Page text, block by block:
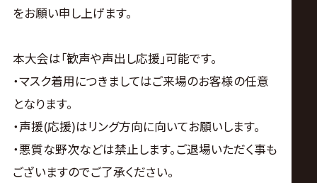
をお願い申し上げます。
本大会は｢歓声や声出し応援｣可能です。
・マスク着用につきましてはご来場のお客様の任意
となります。
・声援(応援)はリング方向に向いてお願いします。
・悪質な野次などは禁止します。ご退場いただく事も
ございますのでご了承ください。